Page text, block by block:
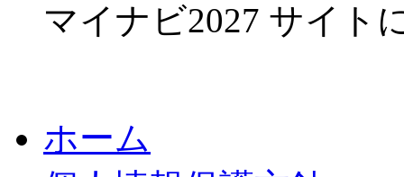
マイナビ2027 サイト
ホーム